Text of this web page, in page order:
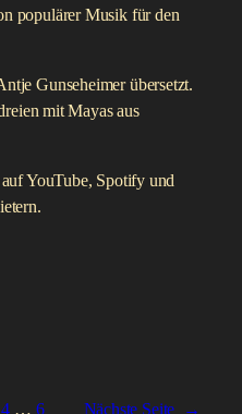
populärer Musik für den
Gunseheimer übersetzt.
mit Mayas aus
YouTube, Spotify und
4 … 6 Nächste Seite →